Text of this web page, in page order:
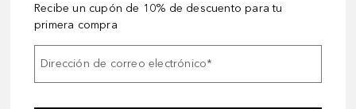
Recibe un cupón de 10% de descuento para tu
primera compra
Dirección de correo electrónico*